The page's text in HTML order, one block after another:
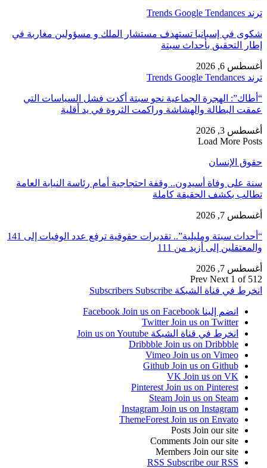
ترند Trends Google Tendances
شكوى في إسبانيا تستهدف مستشار الملك و مسؤولين مغاربة في
إطار التحقيق بأحداث سبتة
أغسطس 6, 2026
ترند Trends Google Tendances
“أطاك”: الهجرة الجماعية نحو سبتة أكدت فشل السياسات التي
عمقت البطالة والهشاشة وراكمت الثروة في يد أقلية
أغسطس 3, 2026
Load More Posts
حقوق الإنسان
سنة على وفاة أسيدون.. وقفة احتجاجية أمام رئاسة النيابة العامة
تطالب بكشف الحقيقة كاملة
أغسطس 7, 2026
“أحداث سبتة ومليلية”.. تقديرات حقوقية ترفع عدد الوفيات إلى 141
والمعتقلين إلى أزيد من 111
أغسطس 7, 2026
Prev Next 1 of 512
انخرط في قناة الشبكة
Subscribers Subscribe
انضم إلينا Facebook Join us on Facebook
Twitter Join us on Twitter
انخرط في قناة الشبكة Join us on Youtube
Dribbble Join us on Dribbble
Vimeo Join us on Vimeo
Github Join us on Github
VK Join us on VK
Pinterest Join us on Pinterest
Steam Join us on Steam
Instagram Join us on Instagram
ThemeForest Join us on Envato
Posts Join our site
Comments Join our site
Members Join our site
RSS Subscribe our RSS